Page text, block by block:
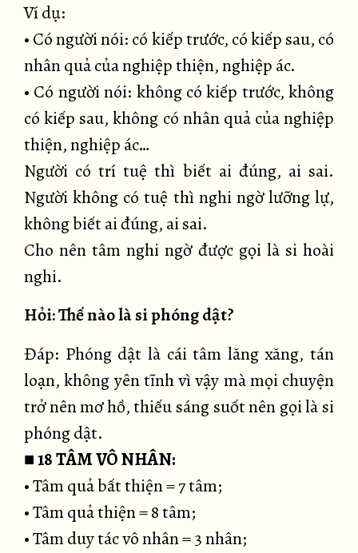
Ví dụ:
• Có người nói: có kiếp trước, có kiếp sau, có
nhân quả của nghiệp thiện, nghiệp ác.
• Có người nói: không có kiếp trước, không
có kiếp sau, không có nhân quả của nghiệp
thiện, nghiệp ác…
Người có trí tuệ thì biết ai đúng, ai sai.
Người không có tuệ thì nghi ngờ lưỡng lự,
không biết ai đúng, ai sai.
Cho nên tâm nghi ngờ được gọi là si hoài
nghi.
Hỏi: Thế nào là si phóng dật?
Đáp: Phóng dật là cái tâm lăng xăng, tán
loạn, không yên tĩnh vì vậy mà mọi chuyện
trở nên mơ hồ, thiếu sáng suốt nên gọi là si
phóng dật.
■18 TÂM VÔ NHÂN:
• Tâm quả bất thiện = 7 tâm;
• Tâm quả thiện = 8 tâm;
• Tâm duy tác vô nhân = 3 nhân;